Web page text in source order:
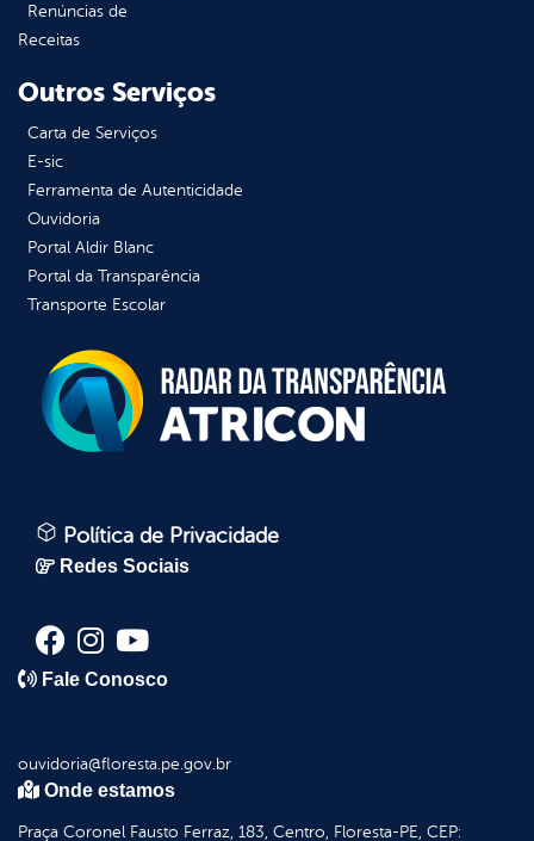
Renúncias de
Receitas
Outros Serviços
Carta de Serviços
E-sic
Ferramenta de Autenticidade
Ouvidoria
Portal Aldir Blanc
Portal da Transparência
Transporte Escolar
Política de Privacidade
Redes Sociais
Fale Conosco
ouvidoria@floresta.pe.gov.br
Onde estamos
Praça Coronel Fausto Ferraz, 183, Centro, Floresta-PE, CEP: